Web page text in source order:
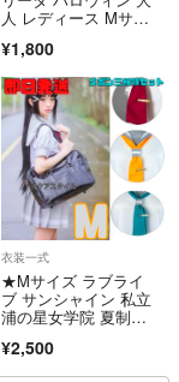
人 レディース Mサイ
¥1,800
衣装一式
★Mサイズ ラブライ
ブ サンシャイン 私立
浦の星女学院 夏制
¥2,500